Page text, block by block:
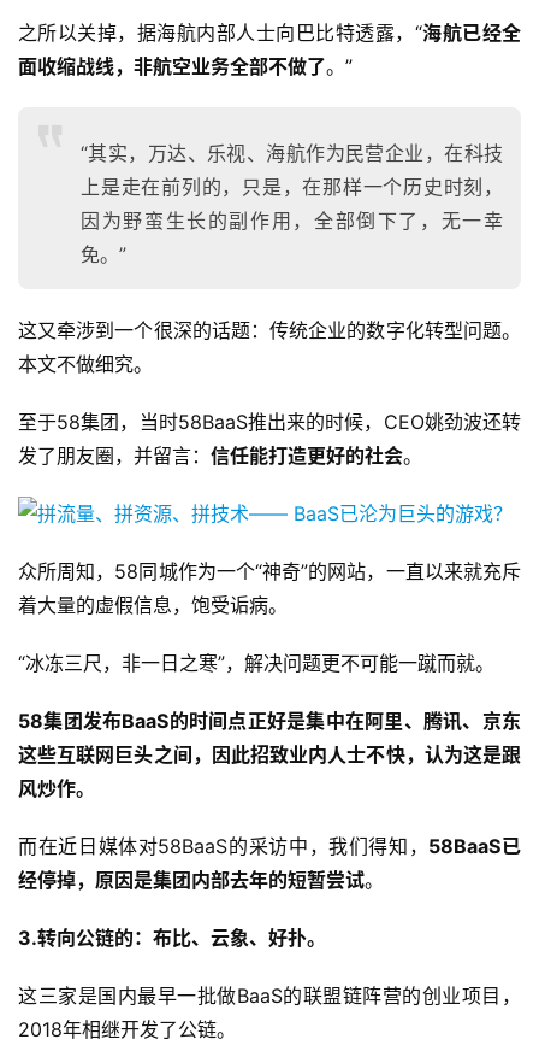
之所以关掉，据海航内部人士向巴比特透露，“海航已经全
面收缩战线，非航空业务全部不做了。”
“其实，万达、乐视、海航作为民营企业，在科技
上是走在前列的，只是，在那样一个历史时刻，
因为野蛮生长的副作用，全部倒下了，无一幸
免。”
这又牵涉到一个很深的话题：传统企业的数字化转型问题。
本文不做细究。
至于58集团，当时58BaaS推出来的时候，CEO姚劲波还转
发了朋友圈，并留言： 信任能打造更好的社会。
众所周知，58同城作为一个“神奇”的网站，一直以来就充斥
着大量的虚假信息，饱受诟病。
“冰冻三尺，非一日之寒”，解决问题更不可能一蹴而就。
58集团发布BaaS的时间点正好是集中在阿里、腾讯、京东
这些互联网巨头之间，因此招致业内人士不快，认为这是跟
风炒作。
而在近日媒体对58BaaS的采访中，我们得知， 58BaaS已
经停掉，原因是集团内部去年的短暂尝试。
3.转向公链的：布比、云象、好扑。
这三家是国内最早一批做BaaS的联盟链阵营的创业项目，
2018年相继开发了公链。